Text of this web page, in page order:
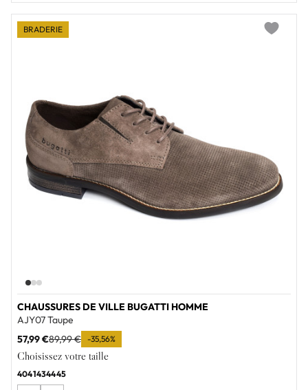
CHAUSSURES DE VILLE BUGATTI HOMME
AJY07 Taupe
57,99 €89,99 € -35,56%
Choisissez votre taille
4041434445
BRADERIE